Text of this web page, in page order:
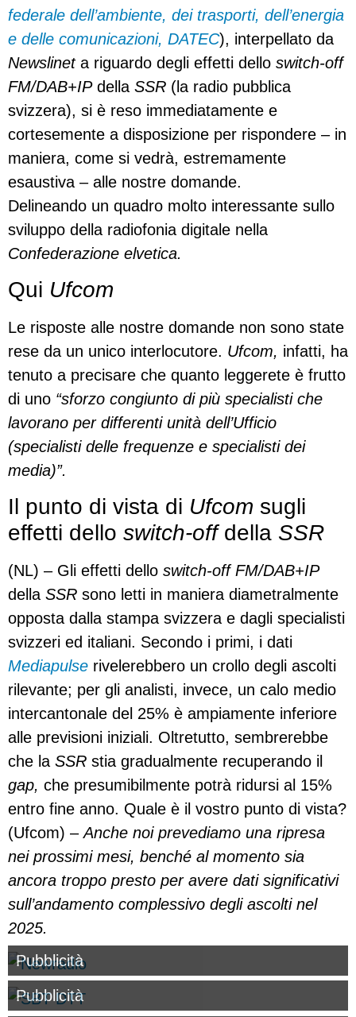
federale dell’ambiente, dei trasporti, dell’energia
e delle comunicazioni, DATEC), interpellato da
Newslineta riguardo degli effetti dello switch-off
FM/DAB+IPdella SSR (la radio pubblica
svizzera), si è reso immediatamente e
cortesemente a disposizione per rispondere – in
maniera, come si vedrà, estremamente
esaustiva – alle nostre domande.
Delineando un quadro molto interessante sullo
sviluppo della radiofonia digitale nella
Confederazione elvetica.
Qui Ufcom
Le risposte alle nostre domande non sono state
rese da un unico interlocutore. Ufcom, infatti, ha
tenuto a precisare che quanto leggerete è frutto
di uno “sforzo congiunto di più specialisti che
lavorano per differenti unità dell’Ufficio
(specialisti delle frequenze e specialisti dei
media)”.
Il punto di vista di Ufcom sugli
effetti dello switch-offdella SSR
(NL) – Gli effetti dello switch-off FM/DAB+IP
della SSR sono letti in maniera diametralmente
opposta dalla stampa svizzera e dagli specialisti
svizzeri ed italiani. Secondo i primi, i dati
Mediapulse rivelerebbero un crollo degli ascolti
rilevante; per gli analisti, invece, un calo medio
intercantonale del 25% è ampiamente inferiore
alle previsioni iniziali. Oltretutto, sembrerebbe
che la SSR stia gradualmente recuperando il
gap, che presumibilmente potrà ridursi al 15%
entro fine anno. Quale è il vostro punto di vista?
(Ufcom) –Anche noi prevediamo una ripresa
nei prossimi mesi, benché al momento sia
ancora troppo presto per avere dati significativi
sull’andamento complessivo degli ascolti nel
2025.
Pubblicità
Pubblicità